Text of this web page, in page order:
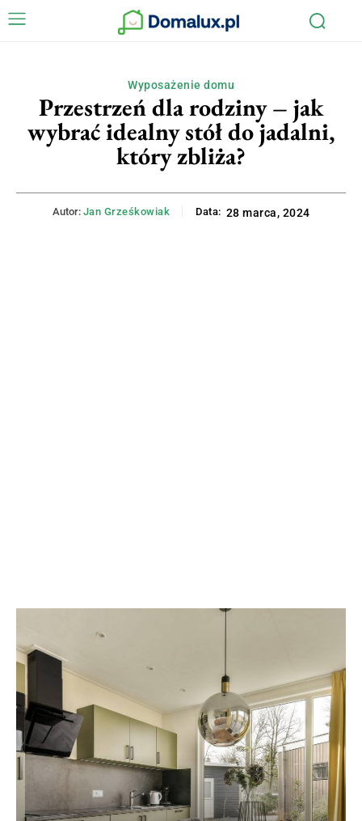
Wyposażenie domu
Przestrzeń dla rodziny – jak
wybrać idealny stół do jadalni,
który zbliża?
Autor: Jan Grześkowiak Data: 28 marca, 2024